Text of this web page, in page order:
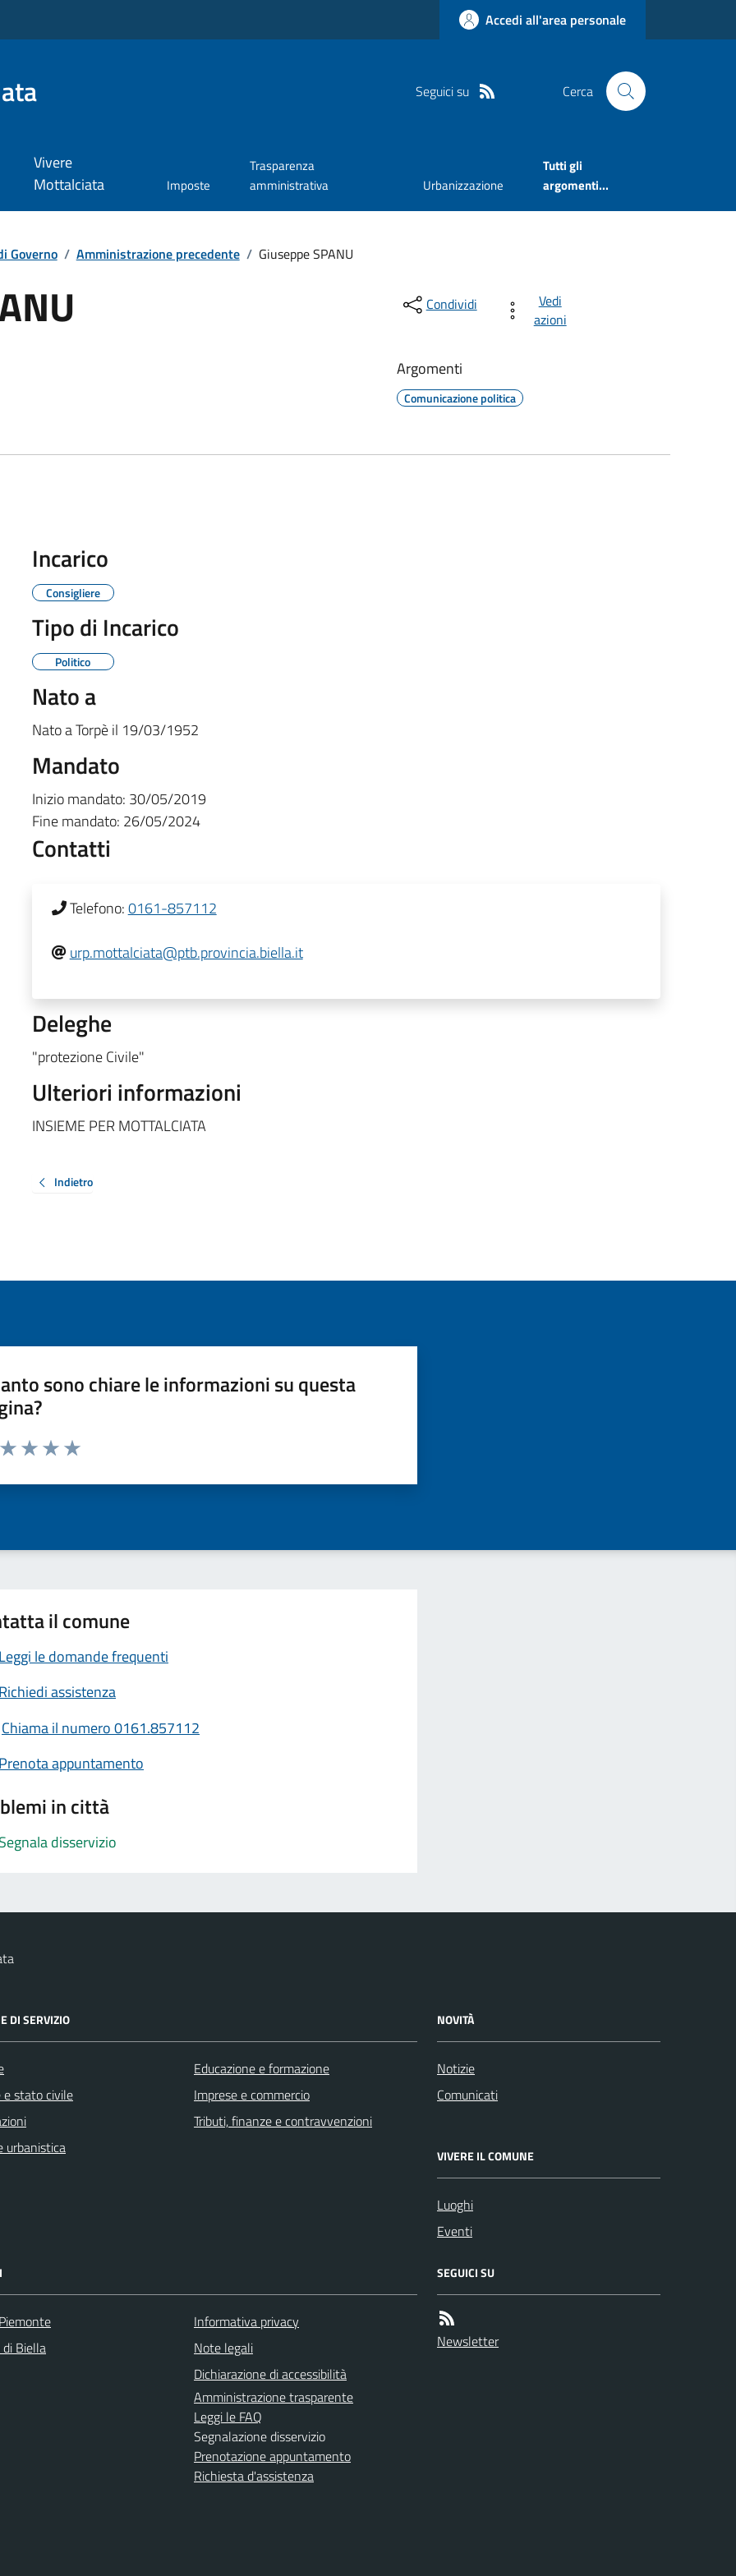
Accedi all'area personale
Seguici su Cerca
Vivere
Mottalciata
Imposte
Trasparenza
amministrativa
Urbanizzazione
Tutti gli
argomenti...
Governo / Amministrazione precedente / Giuseppe SPANU
Condividi
Vedi
azioni
Argomenti
Comunicazione politica
Incarico
Consigliere
Tipo di Incarico
Politico
Nato a
Nato aTorpèil 19/03/1952
Mandato
Inizio mandato: 30/05/2019
Fine mandato: 26/05/2024
Contatti
Telefono:0161-857112
urp.mottalciata@ptb.provincia.biella.it
Deleghe
"protezione Civile"
Ulteriori informazioni
INSIEME PER MOTTALCIATA
Indietro
sono chiare le informazioni su questa
da 1 a 5 stelle la pagina
il comune
Leggi le domande frequenti
Richiedi assistenza
Chiama il numero 0161.857112
Prenota appuntamento
in città
Segnala disservizio
DI SERVIZIO
e stato civile
urbanistica
Educazione e formazione
Imprese e commercio
Tributi, finanze e contravvenzioni
NOVITÀ
Notizie
Comunicati
VIVERE IL COMUNE
Luoghi
Eventi
Biella
Informativa privacy
Note legali
Dichiarazione di accessibilità
Amministrazione trasparente
Leggi le FAQ
Segnalazione disservizio
Prenotazione appuntamento
Richiesta d'assistenza
SEGUICI SU
Newsletter